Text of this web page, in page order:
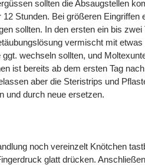
sollten die Absaugstellen
Stunden. Bei größeren
sollten. In den ersten ein bis
vermischt mit
wechseln sollten, und
ist bereits ab dem ersten Tag
aber die Steristrips und
und durch neue ersetzen.
noch vereinzelt Knötchen
glatt drücken.